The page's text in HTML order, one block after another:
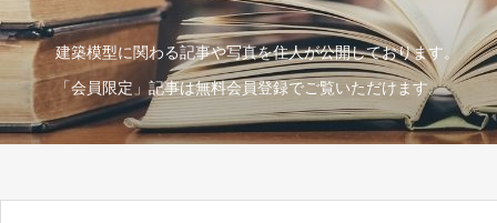
建築模型に関わる記事や写真を住人が公開しております。
「会員限定」記事は無料会員登録でご覧いただけます。